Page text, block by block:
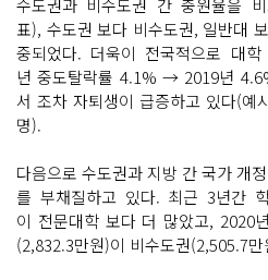
수도권과 비수도권 간 충원율을
표), 수도권 보다 비수도권, 일반대
중되었다. 더욱이 전국적으로 대
년 중도탈락률 4.1% → 2019년
서 조차 자퇴생이 급증하고 있다(예
명).
다음으로 수도권과 지방 간 국가 개
를 부채질하고 있다. 최근 3년간
이 전문대학 보다 더 많았고, 2020
(2,832.3만원)이 비수도권(2,505.7